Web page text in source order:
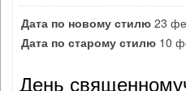
Дата по новому стилю 23
Дата по старому стилю 10
День